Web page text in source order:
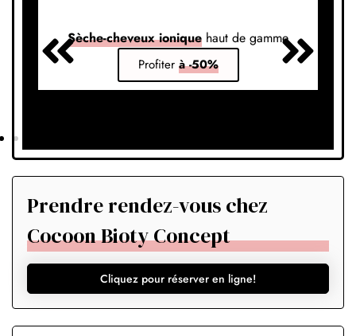
Sèche-cheveux ionique haut de gamme
Profiter à -50%
Prendre rendez-vous chez
Cocoon Bioty Concept
Cliquez pour réserver en ligne!